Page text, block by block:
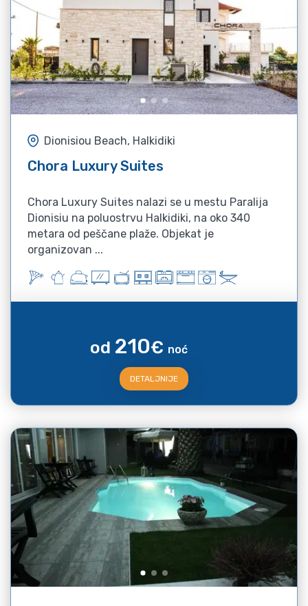
Dionisiou Beach, Halkidiki
Chora Luxury Suites
Chora Luxury Suites nalazi se u mestu Paralija
Dionisiu na poluostrvu Halkidiki, na oko 340
metara od peščane plaže. Objekat je
organizovan ...
od 210€ noć
DETALJNIJE